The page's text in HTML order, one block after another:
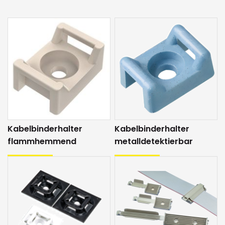
Kabelbinderhalter
flammhemmend
Kabelbinderhalter
metalldetektierbar